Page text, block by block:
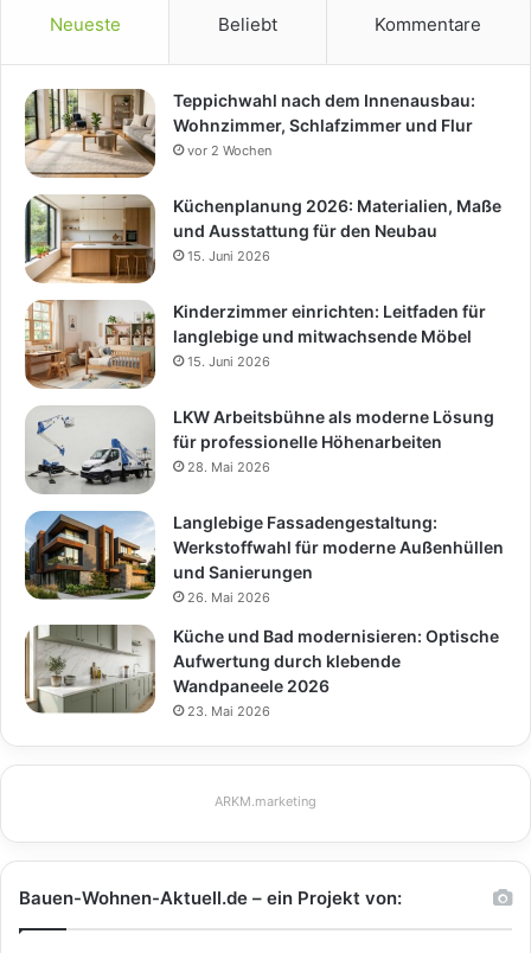
Neueste Beliebt Kommentare
Teppichwahl nach dem Innenausbau:
Wohnzimmer, Schlafzimmer und Flur
vor 2 Wochen
Küchenplanung 2026: Materialien, Maße
und Ausstattung für den Neubau
15. Juni 2026
Kinderzimmer einrichten: Leitfaden für
langlebige und mitwachsende Möbel
15. Juni 2026
LKW Arbeitsbühne als moderne Lösung
für professionelle Höhenarbeiten
28. Mai 2026
Langlebige Fassadengestaltung:
Werkstoffwahl für moderne Außenhüllen
und Sanierungen
26. Mai 2026
Küche und Bad modernisieren: Optische
Aufwertung durch klebende
Wandpaneele 2026
23. Mai 2026
ARKM.marketing
Bauen-Wohnen-Aktuell.de – ein Projekt von: